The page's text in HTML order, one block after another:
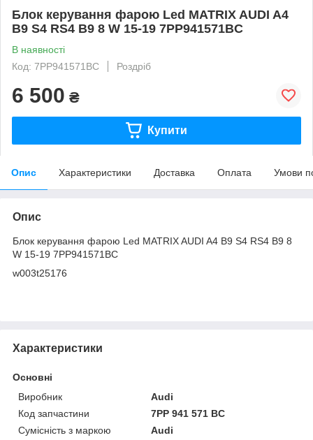
Блок керування фарою Led MATRIX AUDI A4
B9 S4 RS4 B9 8 W 15-19 7PP941571BC
В наявності
Код: 7PP941571BC
Роздріб
6 500 ₴
Купити
Опис Характеристики Доставка Оплата Умови
Опис
Блок керування фарою Led MATRIX AUDI A4 B9 S4 RS4 B9 8
W 15-19 7PP941571BC
w003t25176
Характеристики
Основні
Виробник
Audi
Код запчастини
7PP 941 571 BC
Сумісність з маркою
Audi